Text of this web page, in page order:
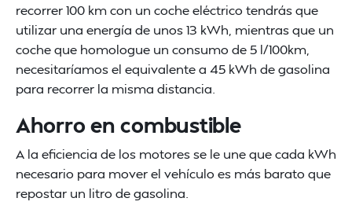
recorrer 100 km con un coche eléctrico tendrás que
utilizar una energía de unos 13 kWh, mientras que un
coche que homologue un consumo de 5 l/100km,
necesitaríamos el equivalente a 45 kWh de gasolina
para recorrer la misma distancia.
Ahorro en combustible
A la eficiencia de los motores se le une que cada kWh
necesario para mover el vehículo es más barato que
repostar un litro de gasolina.